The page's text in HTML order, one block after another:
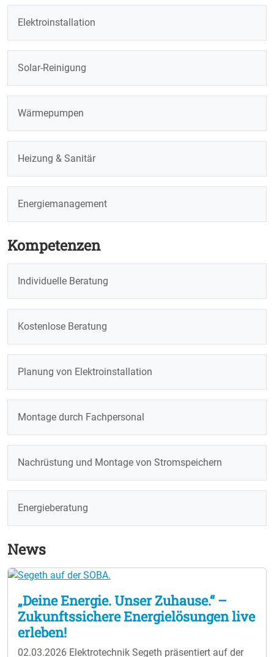
Elektroinstallation
Solar-Reinigung
Wärmepumpen
Heizung & Sanitär
Energiemanagement
Kompetenzen
Individuelle Beratung
Kostenlose Beratung
Planung von Elektroinstallation
Montage durch Fachpersonal
Nachrüstung und Montage von Stromspeichern
Energieberatung
News
„Deine Energie. Unser Zuhause.“ –
Zukunftssichere Energielösungen live
erleben!
02.03.2026 Elektrotechnik Segeth präsentiert auf der